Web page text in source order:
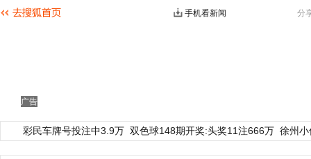
分
手机看新闻
广告
彩民车牌号投注中3.9万 双色球148期开奖:头奖11注666万 徐州